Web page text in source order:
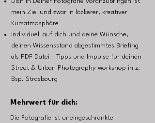
mein Ziel und zwar in lockerer, kreativer
Kursatmosphäre
individuell auf dich und deine Wünsche,
deinen Wissensstand abgestimmtes Briefing
als PDF Datei - Tipps und Impulse für deinen
Street & Urban Photography workshop in z.
Bsp. Strasbourg
Mehrwert für dich:
Die Fotografie ist uneingeschränkte